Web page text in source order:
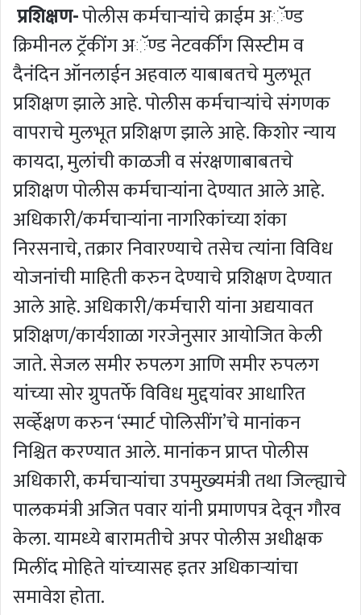
प्रशिक्षण-पोलीस कर्मचाऱ्यांचे क्राईम अॅण्‍ड
क्रिमीनल ट्रॅकींग अॅण्‍ड नेटवर्कींग सिस्‍टीम व
दैनंदिन ऑनलाईन अहवाल याबाबतचे मुलभूत
प्रशिक्षण झाले आहे. पोलीस कर्मचाऱ्यांचे संगणक
वापराचे मुलभूत प्रशिक्षण झाले आहे. किशोर न्याय
कायदा, मुलांची काळजी व संरक्षणाबाबतचे
प्रशिक्षण पोलीस कर्मचाऱ्यांना देण्यात आले आहे.
अधिकारी/कर्मचाऱ्यांना नागरिकांच्या शंका
निरसनाचे, तक्रार निवारण्याचे तसेच त्‍यांना विविध
योजनांची माहिती करुन देण्याचे प्रशिक्षण देण्यात
आले आहे. अधिकारी/कर्मचारी यांना अद्ययावत
प्रशिक्षण/कार्यशाळा गरजेनुसार आयोजित केली
जाते. सेजल समीर रुपलग आणि समीर रुपलग
यांच्‍या सोर ग्रुपतर्फे विविध मुद्दयांवर आधारित
सर्व्‍हेक्षण करुन ‘स्‍मार्ट पोलिसींग’चे मानांकन
निश्चित करण्‍यात आले. मानांकन प्राप्‍त पोलीस
अधिकारी, कर्मचाऱ्यांचा उपमुख्‍यमंत्री तथा जिल्‍ह्याचे
पालकमंत्री अजित पवार यांनी प्रमाणपत्र देवून गौरव
केला. यामध्‍ये बारामतीचे अपर पोलीस अधीक्षक
मिलींद मोहिते यांच्‍यासह इतर अधिकाऱ्यांचा
समावेश होता.